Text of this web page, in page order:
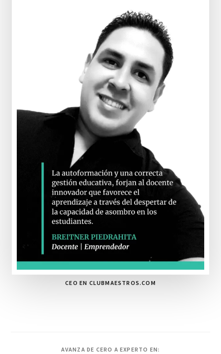
CEO EN CLUBMAESTROS.COM
AVANZA DE CERO A EXPERTO EN: